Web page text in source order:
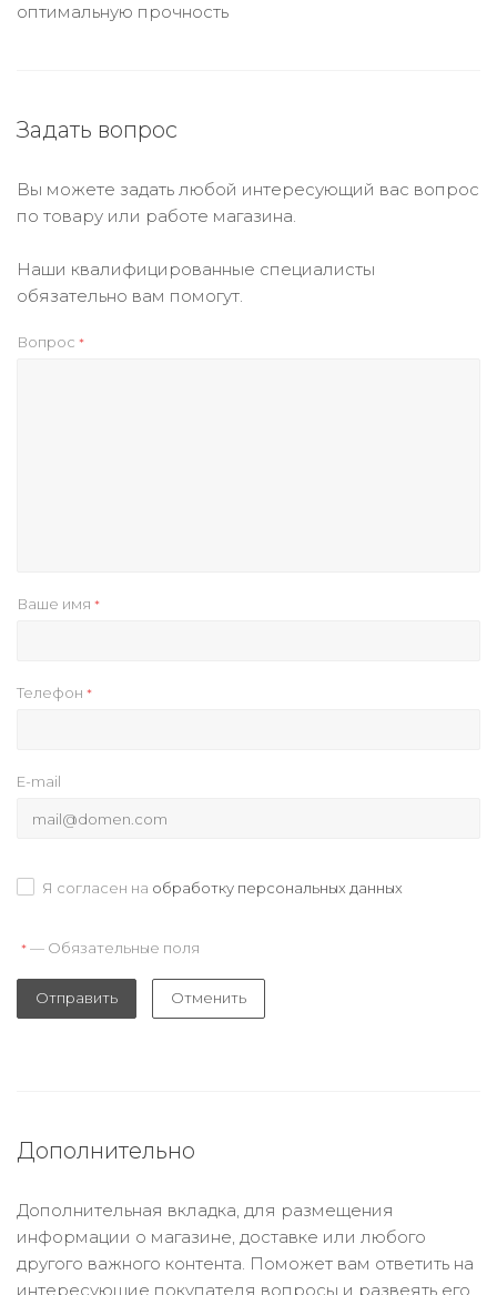
оптимальную прочность
Задать вопрос
Вы можете задать любой интересующий вас вопрос
по товару или работе магазина.
Наши квалифицированные специалисты
обязательно вам помогут.
Вопрос *
Ваше имя *
Телефон *
E-mail
Я согласен на обработку персональных данных
* — Обязательные поля
Отправить Отменить
Дополнительно
Дополнительная вкладка, для размещения
информации о магазине, доставке или любого
другого важного контента. Поможет вам ответить на
интересующие покупателя вопросы и развеять его